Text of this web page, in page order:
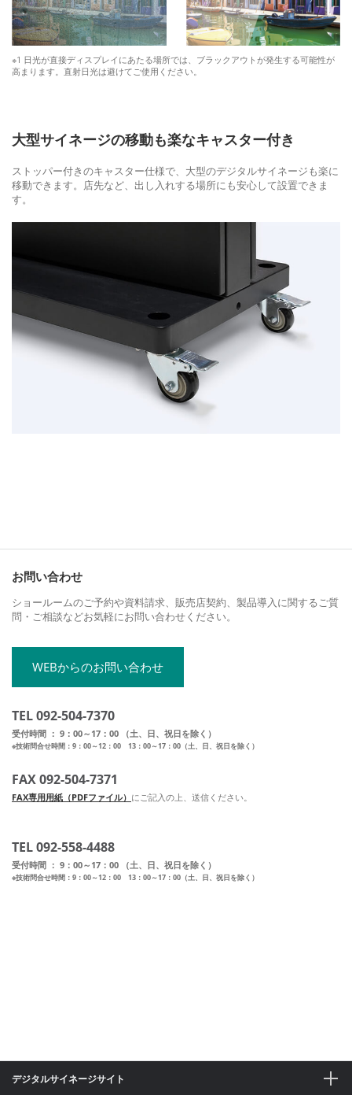
※1 日光が直接ディスプレイにあたる場所では、ブラックアウトが発生する可能性が
高まります。直射日光は避けてご使用ください。
大型サイネージの移動も楽なキャスター付き
ストッパー付きのキャスター仕様で、大型のデジタルサイネージも楽に
移動できます。店先など、出し入れする場所にも安心して設置できま
す。
お問い合わせ
ショールームのご予約や資料請求、販売店契約、製品導入に関するご質
問・ご相談などお気軽にお問い合わせください。
WEBからのお問い合わせ
TEL 092-504-7370
受付時間 ： 9：00～17：00 （土、日、祝日を除く）
※技術問合せ時間：9：00～12：00 13：00～17：00（土、日、祝日を除く）
FAX 092-504-7371
FAX専用用紙（PDFファイル） にご記入の上、送信ください。
TEL 092-558-4488
受付時間 ： 9：00～17：00 （土、日、祝日を除く）
※技術問合せ時間：9：00～12：00 13：00～17：00（土、日、祝日を除く）
デジタルサイネージサイト